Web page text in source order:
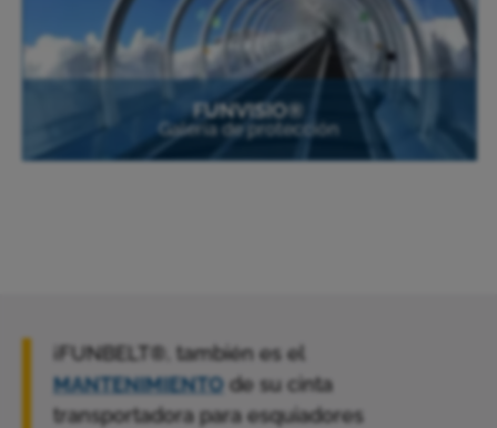
FUNVISIO®
Galería de protección
¡FUNBELT®, también es el
MANTENIMIENTO de su cinta
transportadora para esquiadores